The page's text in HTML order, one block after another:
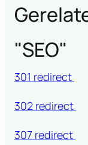
"SEO"
301 redirect
302 redirect
307 redirect